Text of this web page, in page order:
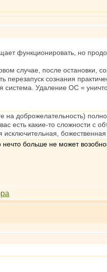
функционировать, но
случае, после остановки,
сознания
система. Удаление ОС =
доброжелательность)
есть какие-то сложности с
исключительная,
больше не может